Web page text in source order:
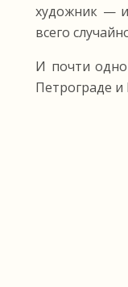
художник —
всего
И почти
Петрограде и